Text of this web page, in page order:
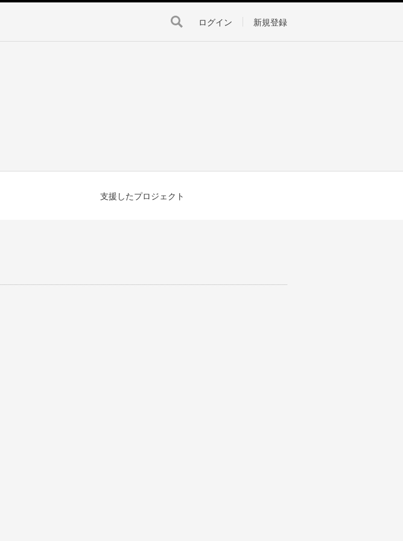
ログイン 新規登録
支援したプロジェクト